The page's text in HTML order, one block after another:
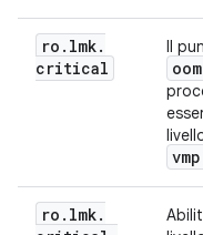
ro . lmk.
critical
Il
oom
ro . lmk.